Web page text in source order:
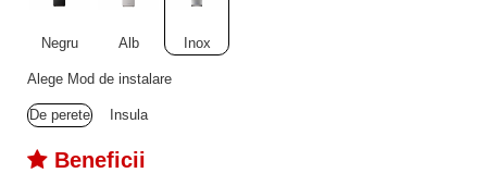
Negru Alb Inox
Alege Mod de instalare
De perete Insula
Beneficii